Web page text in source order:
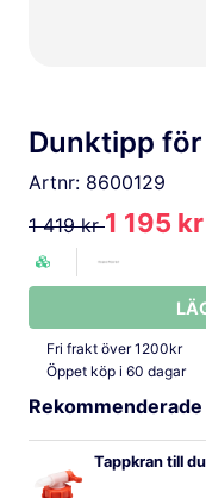
Dunktipp
Artnr: 8600129
1 419 kr1 195 kr
Fri frakt över 1200kr
Öppet köp i 60 dagar
Tappkran till